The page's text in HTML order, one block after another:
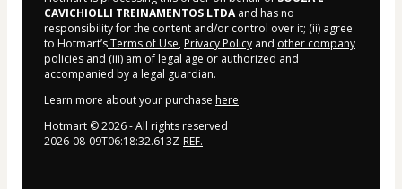
CAVICHIOLLI TREINAMENTOS LTDAand has no
responsibility for the content and/or control over it; (ii) agree
to Hotmart’sTerms of Use, Privacy Policy and other company
policies and (iii) am of legal age or authorized and
accompanied by a legal guardian.
Learn more about your purchase here.
Hotmart ©2026- All rights reserved
2026-08-09T06:18:32.613Z REF.